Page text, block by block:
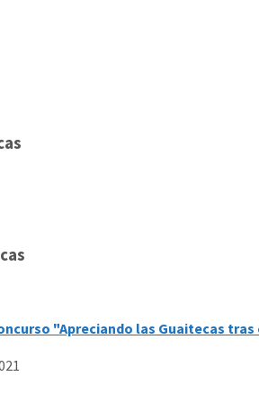
"Apreciando las Guaitecas